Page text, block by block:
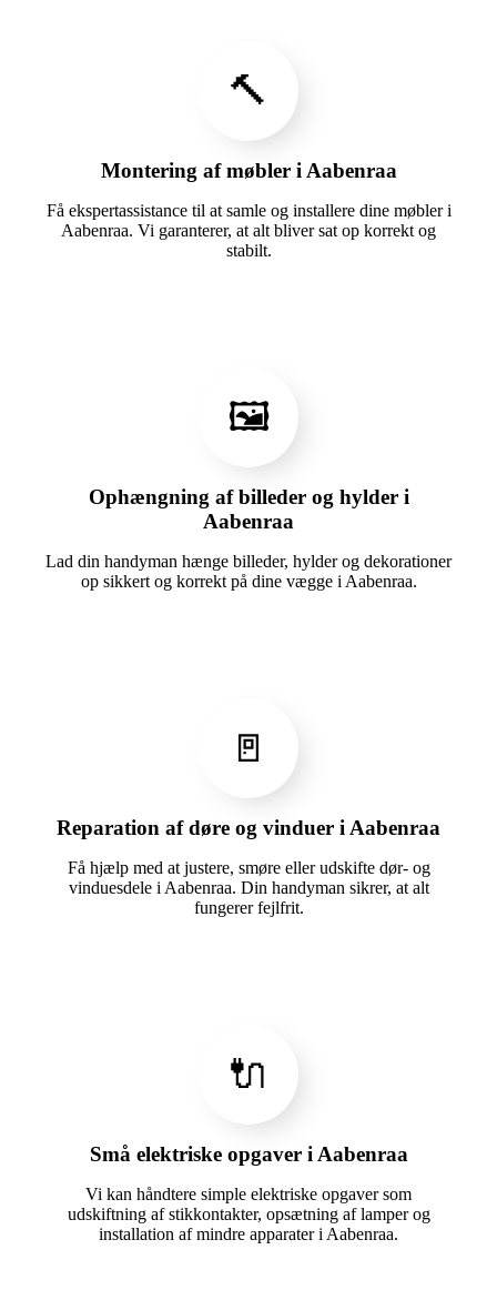
🔨
Montering af møbler i Aabenraa
Få ekspertassistance til at samle og installere dine møbler i
Aabenraa. Vi garanterer, at alt bliver sat op korrekt og
stabilt.
🖼️
Ophængning af billeder og hylder i
Aabenraa
Lad din handyman hænge billeder, hylder og dekorationer
op sikkert og korrekt på dine vægge i Aabenraa.
🚪
Reparation af døre og vinduer i Aabenraa
Få hjælp med at justere, smøre eller udskifte dør- og
vinduesdele i Aabenraa. Din handyman sikrer, at alt
fungerer fejlfrit.
🔌
Små elektriske opgaver i Aabenraa
Vi kan håndtere simple elektriske opgaver som
udskiftning af stikkontakter, opsætning af lamper og
installation af mindre apparater i Aabenraa.